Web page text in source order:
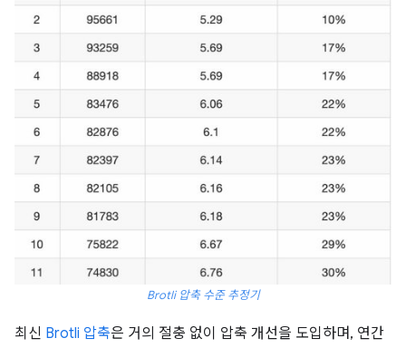
Brotli 압축 수준 추정기
최신 Brotli 압축은 거의 절충 없이 압축 개선을 도입하며, 연간